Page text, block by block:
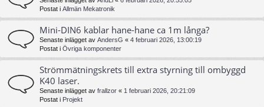
Postat i Allmän Mekatronik
Mini-DIN6 kablar hane-hane ca 1m långa?
Senaste inlägget av AndersG « 4 februari 2026, 13:00:19
Postat i Övriga komponenter
Strömmätningskrets till extra styrning till ombyggd
K40 laser.
Senaste inlägget av frallzor « 1 februari 2026, 20:21:09
Postat i Projekt